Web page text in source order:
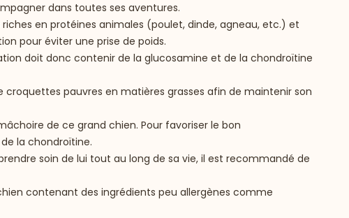
dans toutes ses aventures.
en protéines animales (poulet, dinde, agneau, etc.) et
pour éviter une prise de poids.
doit donc contenir de la glucosamine et de la chondroïtine
croquettes pauvres en matières grasses afin de maintenir son
de ce grand chien. Pour favoriser le bon
la chondroïtine.
soin de lui tout au long de sa vie, il est recommandé de
contenant des ingrédients peu allergènes comme